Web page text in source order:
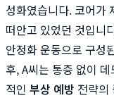
성화였습니다. 코어가
떠안고 있었던 것입
안정화 운동으로 구성
후, A씨는 통증 없이
적인 부상 예방 전략의